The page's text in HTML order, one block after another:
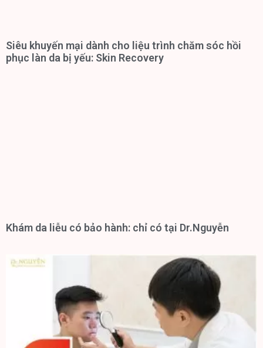
Siêu khuyến mại dành cho liệu trình chăm sóc hồi
phục làn da bị yếu: Skin Recovery
Khám da liễu có bảo hành: chỉ có tại Dr.Nguyễn